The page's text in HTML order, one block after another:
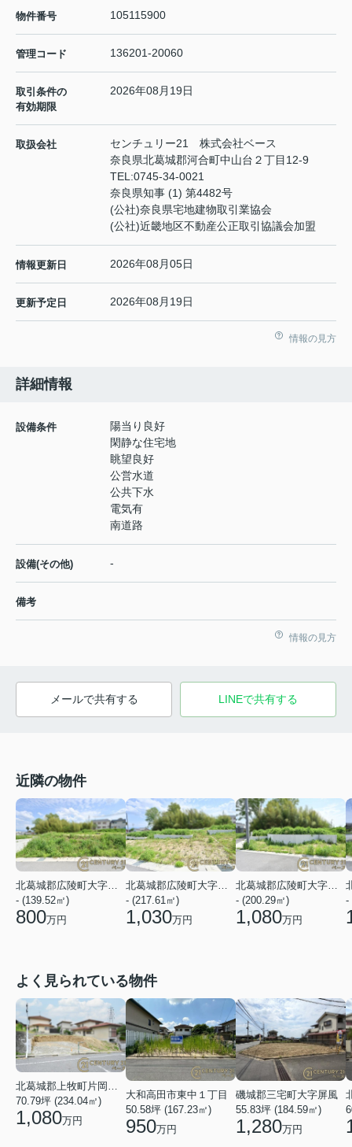
物件番号 105115900
管理コード 136201-20060
取引条件の
有効期限
2026年08月19日
取扱会社
センチュリー21 株式会社ベース
奈良県北葛城郡河合町中山台２丁目12-9
TEL:0745-34-0021
奈良県知事 (1) 第4482号
(公社)奈良県宅地建物取引業協会
(公社)近畿地区不動産公正取引協議会加盟
情報更新日 2026年08月05日
更新予定日 2026年08月19日
情報の見方
詳細情報
設備条件
陽当り良好
閑静な住宅地
眺望良好
公営水道
公共下水
電気有
南道路
設備(その他) -
備考
情報の見方
メールで共有する LINEで共有する
近隣の物件
北葛城郡広陵町大字三吉
- (139.52㎡)
800万円
北葛城郡広陵町大字三吉
- (217.61㎡)
1,030万円
北葛城郡広陵町大字三吉
- (200.29㎡)
1,080万円
-
よく見られている物件
70.79坪 (234.04㎡)
1,080万円
大和高田市東中１丁目
50.58坪 (167.23㎡)
950万円
磯城郡三宅町大字屏風
55.83坪 (184.59㎡)
1,280万円